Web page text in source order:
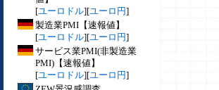
[ユーロドル][ユーロ円]
製造業PMI【速報値】
[ユーロドル][ユーロ円]
サービス業PMI(非製造業
PMI)【速報値】
[ユーロドル][ユーロ円]